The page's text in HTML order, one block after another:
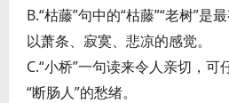
B.“枯藤”句中的“枯藤”“老树”是
以萧条、寂寞、悲凉的感觉。
C.“小桥”一句读来令人亲切，可
“断肠人”的愁绪。